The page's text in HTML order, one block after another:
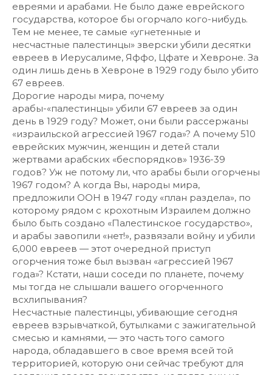
евреями и арабами. Не было даже еврейского
государства, которое бы огорчало кого-нибудь.
Тем не менее, те самые «угнетенные и
несчастные палестинцы» зверски убили десятки
евреев в Иерусалиме, Яффо, Цфате и Хевроне. За
один лишь день в Хевроне в 1929 году было убито
67 евреев.
Дорогие народы мира, почему
арабы-«палестинцы» убили 67 евреев за один
день в 1929 году? Может, они были рассержаны
«израильской агрессией 1967 года»? А почему 510
еврейских мужчин, женщин и детей стали
жертвами арабских «беспорядков» 1936-39
годов? Уж не потому ли, что арабы были огорчены
1967 годом? А когда Вы, народы мира,
предложили ООН в 1947 году «план раздела», по
которому рядом с крохотным Израилем должно
было быть создано «Палестинское государство»,
и арабы завопили «нет!», развязали войну и убили
6,000 евреев — этот очередной приступ
огорчения тоже был вызван «агрессией 1967
года»? Кстати, наши соседи по планете, почему
мы тогда не слышали вашего огорченного
всхлипывания?
Несчастные палестинцы, убивающие сегодня
евреев взрывчаткой, бутылками с зажигательной
смесью и камнями, — это часть того самого
народа, обладавшего в свое время всей той
территорией, которую они сейчас требуют для